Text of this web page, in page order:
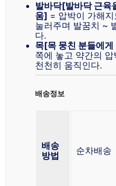
발바닥[발바닥 근육
움] = 압박이 가해
눌러주며 발꿈치 ~
다.
목[목 뭉친 분들에게
쪽에 놓고 약간의
천천히 움직인다.
배송정보
배송
방법
순차배송